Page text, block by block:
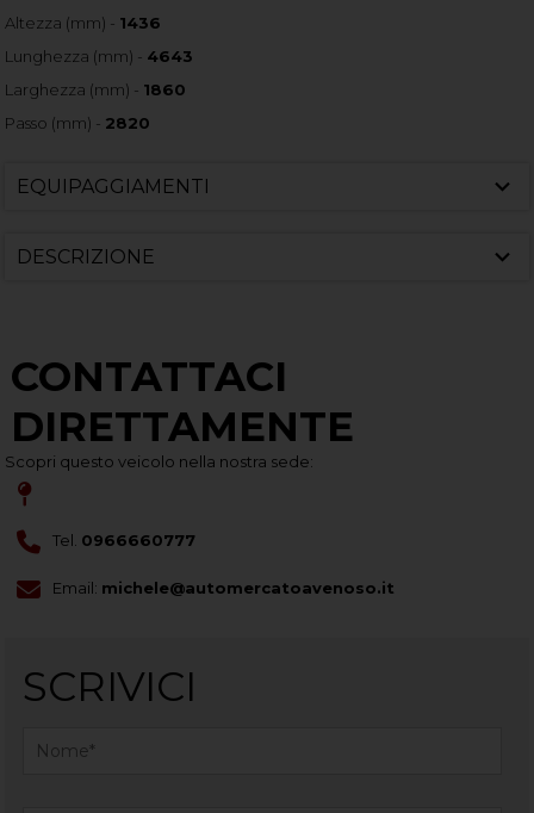
Altezza (mm) - 1436
Lunghezza (mm) - 4643
Larghezza (mm) - 1860
Passo (mm) - 2820
EQUIPAGGIAMENTI
DESCRIZIONE
CONTATTACI
DIRETTAMENTE
Scopri questo veicolo nella nostra sede:
Tel. 0966660777
Email: michele@automercatoavenoso.it
SCRIVICI